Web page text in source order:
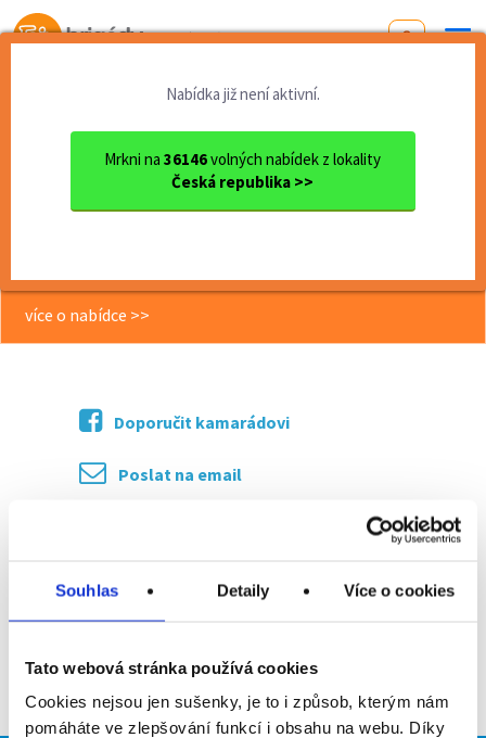
Souhlas Detaily Více o cookies
Tato webová stránka používá cookies
Cookies nejsou jen sušenky, je to i způsob, kterým nám
pomáháte ve zlepšování funkcí i obsahu na webu. Díky
Od první brigády
Nabídka již není aktivní.
Mrkni na36146volných nabídek z lokality
Česká republika >>
Pardubický kraj
okres Pardubice
Pardubice
Práce ve výrobě - Pardubice...
Práce ve výrobě - Pardubice -
více o nabídce >>
Doporučit kamarádovi
Poslat na email
Zpět